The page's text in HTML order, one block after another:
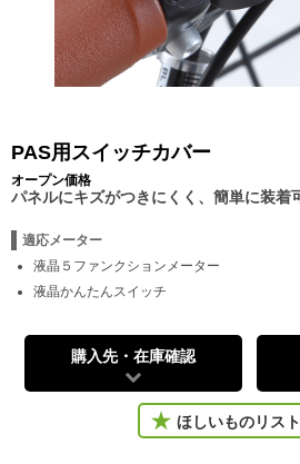
PAS用スイッチカバー
オープン価格
パネルにキズがつきにくく、簡単に装着
適応メーター
液晶５ファンクションメーター
液晶かんたんスイッチ
購入先・在庫確認
ほしいものリス